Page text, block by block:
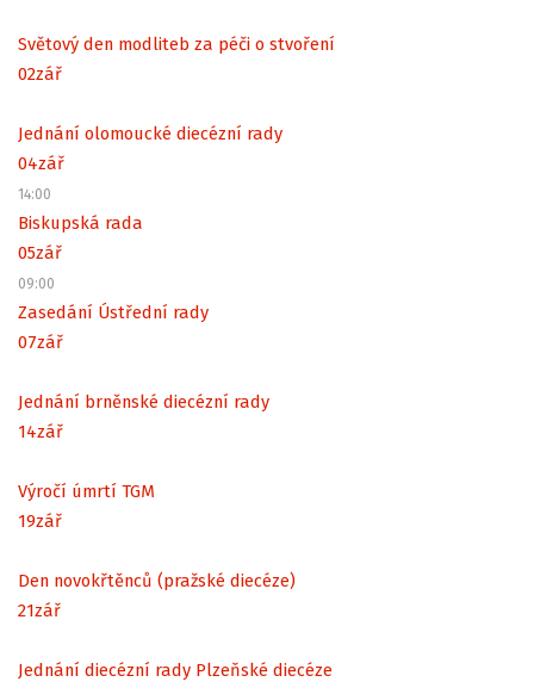
Světový den modliteb za péči o stvoření
02zář
Jednání olomoucké diecézní rady
04zář
14:00
Biskupská rada
05zář
09:00
Zasedání Ústřední rady
07zář
Jednání brněnské diecézní rady
14zář
Výročí úmrtí TGM
19zář
Den novokřtěnců (pražské diecéze)
21zář
Jednání diecézní rady Plzeňské diecéze